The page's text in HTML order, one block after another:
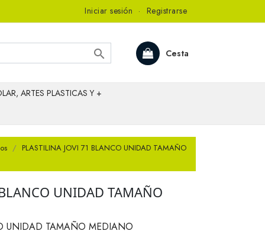
Iniciar sesión · Registrarse
Cesta

ARTES PLASTICAS Y +
PLASTILINA JOVI 71 BLANCO UNIDAD TAMAÑO
UNIDAD TAMAÑO
UNIDAD TAMAÑO MEDIANO